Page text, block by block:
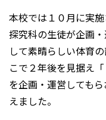
本校では１０月に実
探究科の生徒が企画
して素晴らしい体育
こで２年後を見据え
を企画・運営しても
えました。